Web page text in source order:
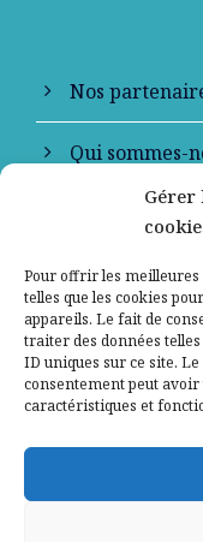
Gérer
Pour offrir les meilleures
telles que les cookies
appareils. Le fait de
traiter des données
ID uniques sur ce site.
consentement peut
caractéristiques et
Nos
Qui sommes-
Contactez-nous
Mentions
Politique de